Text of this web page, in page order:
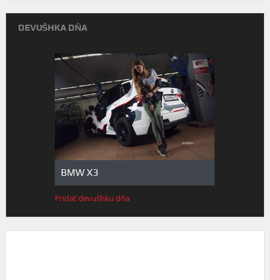
DEVUŠHKA DŇA
BMW X3
Pridať devušhku dňa